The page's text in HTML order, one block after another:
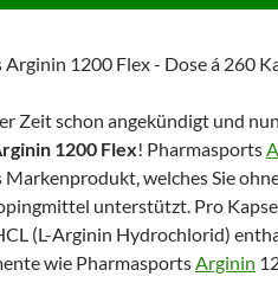
Zeit schon angekündigt und
1200 Flex! Pharmasports
Markenprodukt, welches Sie
unterstützt. Pro
(L-Arginin Hydrochlorid)
wie PharmasportsArginin